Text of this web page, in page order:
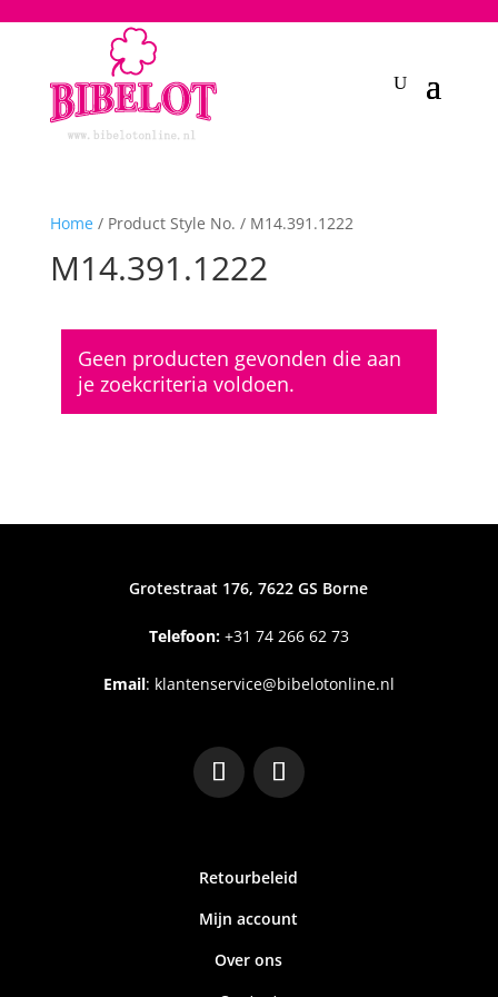
Home/ Product Style No. / M14.391.1222
M14.391.1222
Geen producten gevonden die aan
je zoekcriteria voldoen.
Grotestraat 176, 7622 GS Borne
Telefoon:+31 74 266 62 73
Email: klantenservice@bibelotonline.nl
Retourbeleid
Mijn account
Over ons